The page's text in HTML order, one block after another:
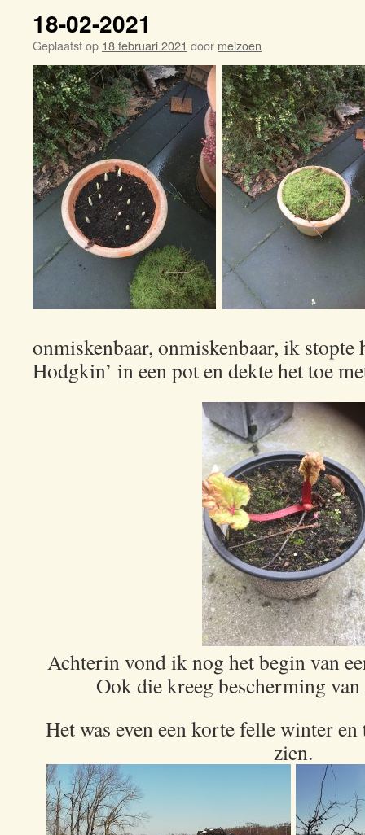
18-02-2021
Geplaatst op 18 februari 2021 door meizoen
onmiskenbaar, onmiskenbaar, ik
Hodgkin’ in een pot en dekte het toe
Achterin vond ik nog het begin van
Ook die kreeg bescherming
Het was even een korte felle winter
zien.